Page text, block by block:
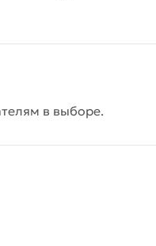
в выборе.